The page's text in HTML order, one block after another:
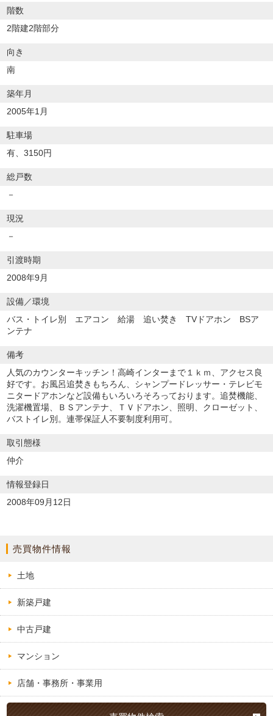
階数
2階建2階部分
向き
南
築年月
2005年1月
駐車場
有、3150円
総戸数
－
現況
－
引渡時期
2008年9月
設備／環境
バス・トイレ別 エアコン 給湯 追い焚き TVドアホン BSア
ンテナ
備考
人気のカウンターキッチン！高崎インターまで１ｋｍ、アクセス良
好です。お風呂追焚きもちろん、シャンプードレッサー・テレビモ
ニタードアホンなど設備もいろいろそろっております。追焚機能、
洗濯機置場、ＢＳアンテナ、ＴＶドアホン、照明、クローゼット、
バストイレ別。連帯保証人不要制度利用可。
取引態様
仲介
情報登録日
2008年09月12日
売買物件情報
土地
新築戸建
中古戸建
マンション
店舗・事務所・事業用